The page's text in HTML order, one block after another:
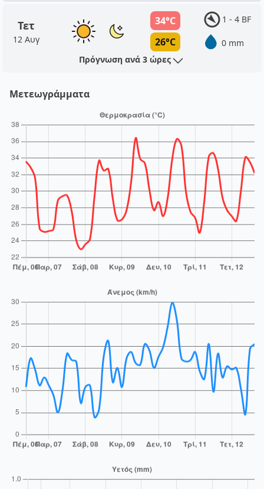
Τετ
12 Αυγ
34°C
26°C
1 - 4 BF
0 mm
Πρόγνωση ανά 3 ώρες
Μετεωγράμματα